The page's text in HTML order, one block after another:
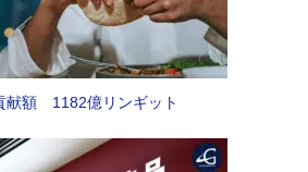
献額 1182億リンギット